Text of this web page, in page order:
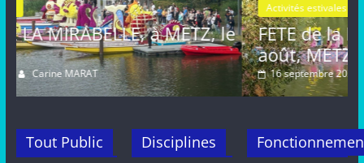
le
Activités estivales Actualités
FETE de la MIRABELLE, dimanche 25
août, METZ
16 septembre 2024 Carine MARAT
Tout Public Disciplines